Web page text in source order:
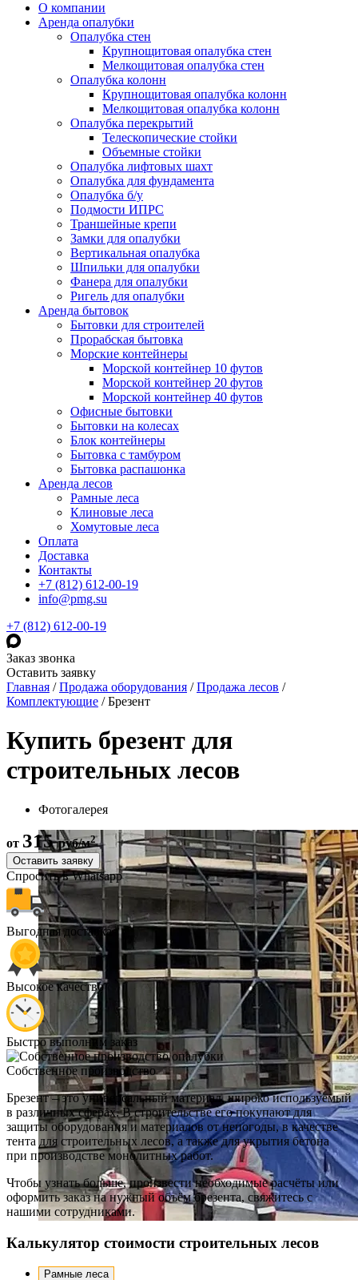
О компании
Аренда опалубки
Опалубка стен
Крупнощитовая опалубка стен
Мелкощитовая опалубка стен
Опалубка колонн
Крупнощитовая опалубка колонн
Мелкощитовая опалубка колонн
Опалубка перекрытий
Телескопические стойки
Объемные стойки
Опалубка лифтовых шахт
Опалубка для фундамента
Опалубка б/у
Подмости ИПРС
Траншейные крепи
Замки для опалубки
Вертикальная опалубка
Шпильки для опалубки
Фанера для опалубки
Ригель для опалубки
Аренда бытовок
Бытовки для строителей
Прорабская бытовка
Морские контейнеры
Морской контейнер 10 футов
Морской контейнер 20 футов
Морской контейнер 40 футов
Офисные бытовки
Бытовки на колесах
Блок контейнеры
Бытовка с тамбуром
Бытовка распашонка
Аренда лесов
Рамные леса
Клиновые леса
Хомутовые леса
Оплата
Доставка
Контакты
+7 (812) 612-00-19
info@pmg.su
+7 (812) 612-00-19
Заказ звонка
Оставить заявку
Главная /Продажа оборудования /Продажа лесов /
Комплектующие /Брезент
Купить брезент для
строительных лесов
Фотогалерея
от 315руб/м2
Оставить заявку
Спросить в Whatsapp
Выгодная доставка
Высокое качество
Быстро выполним заказ
Собственное производство
Брезент – это универсальный материал, широко используемый
в различных сферах. В строительстве его покупают для
защиты оборудования и материалов от непогоды, в качестве
тента для строительных лесов, а также для укрытия бетона
при производстве монолитных работ.
Чтобы узнать больше, произвести необходимые расчёты или
оформить заказ на нужный объём брезента, свяжитесь с
нашими сотрудниками.
Калькулятор стоимости строительных лесов
Рамные леса